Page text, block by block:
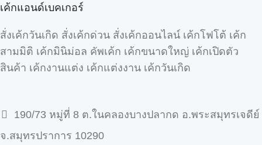
เค้กแอนด์เบคเกอร์
สั่งเค้กวันเกิด สั่งเค้กด่วน สั่งเค้กออนไลน์ เค้กโฟโต้ เค้ก
สามมิติ เค้กมินิม่อล คัพเค้ก เค้กขนาดใหญ่ เค้กเปิดตัว
สินค้า เค้กงานแต่ง เค้กแต่งงาน เค้กวันเกิด
190/73 หมู่ที่ 8 ต.ในคลองบางปลากด อ.พระสมุทรเจดีย์
จ.สมุทรปราการ 10290